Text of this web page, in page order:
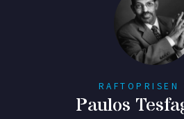
RAFTOPRISEN
Paulos